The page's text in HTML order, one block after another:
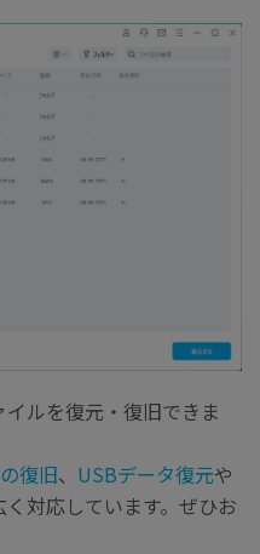
ルを復元・復旧できま
復旧、 USBデータ復元や
対応しています。ぜひお